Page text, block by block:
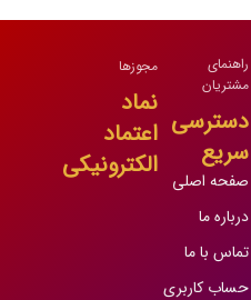
راهنمای
مشتریان
دسترسی
سریع
صفحه اصلی
درباره ما
تماس با ما
حساب کاربری
مجوزها
نماد
اعتماد
الکترونیکی